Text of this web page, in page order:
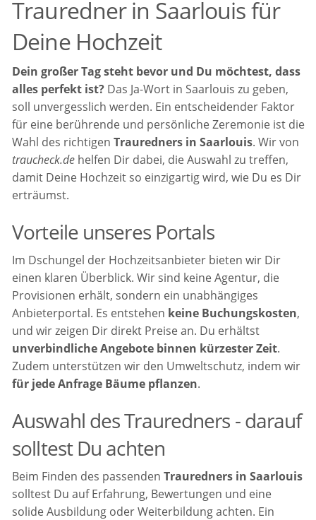
Trauredner in Saarlouis für
Deine Hochzeit
Dein großer Tag steht bevor und Du möchtest, dass
alles perfekt ist? Das Ja-Wort in Saarlouis zu geben,
soll unvergesslich werden. Ein entscheidender Faktor
für eine berührende und persönliche Zeremonie ist die
Wahl des richtigenTrauredners in Saarlouis. Wir von
traucheck.de helfen Dir dabei, die Auswahl zu treffen,
damit Deine Hochzeit so einzigartig wird, wie Du es Dir
erträumst.
Vorteile unseres Portals
Im Dschungel der Hochzeitsanbieter bieten wir Dir
einen klaren Überblick. Wir sind keine Agentur, die
Provisionen erhält, sondern ein unabhängiges
Anbieterportal. Es entstehen keine Buchungskosten,
und wir zeigen Dir direkt Preise an. Du erhältst
unverbindliche Angebote binnen kürzester Zeit.
Zudem unterstützen wir den Umweltschutz, indem wir
für jede Anfrage Bäume pflanzen.
Auswahl des Trauredners - darauf
solltest Du achten
Beim Finden des passendenTrauredners in Saarlouis
solltest Du auf Erfahrung, Bewertungen und eine
solide Ausbildung oder Weiterbildung achten. Ein